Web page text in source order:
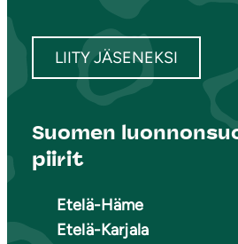
LIITY JÄSENEKSI
Suomen
piirit
Etelä-Häme
Etelä-Karjala